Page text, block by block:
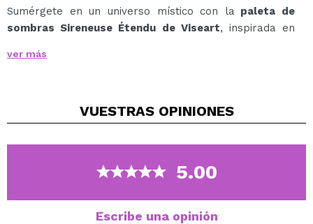
Sumérgete en un universo místico con la paleta de
sombras Sireneuse Étendu de Viseart, inspirada en
Poseidón.
cielos iluminados por la luna, fusionando tonalidades
Cada tono es como una diosa nacida del mar, que
resplandece en una opulencia duocromática iluminada
por la luna bajo el toque sereno de la primavera.
obsidiana profundidad de los azules se encuentra con
ver más
VUESTRAS OPINIONES
5.00
Escribe una opinión